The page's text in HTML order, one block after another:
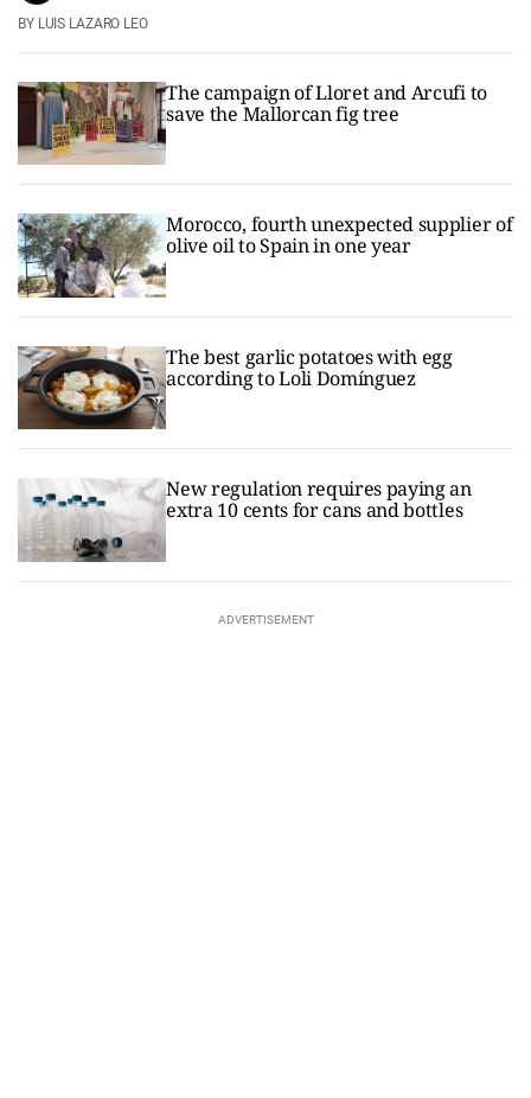
LUIS LAZARO LEO
The campaign of Lloret and Arcufi to
save the Mallorcan fig tree
Morocco, fourth unexpected supplier of
olive oil to Spain in one year
The best garlic potatoes with egg
according to Loli Domínguez
New regulation requires paying an
extra 10 cents for cans and bottles